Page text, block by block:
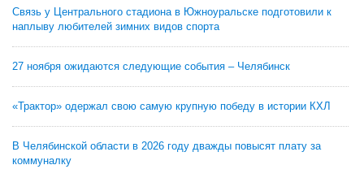
Связь у Центрального стадиона в Южноуральске подготовили к
наплыву любителей зимних видов спорта
27 ноября ожидаются следующие события – Челябинск
«Трактор» одержал свою самую крупную победу в истории КХЛ
В Челябинской области в 2026 году дважды повысят плату за
коммуналку